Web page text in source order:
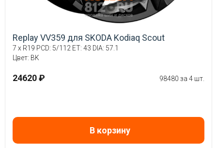
Replay VV359 для SKODA Kodiaq Scout
7 x R19 PCD: 5/112 ET: 43 DIA: 57.1
Цвет: BK
24620 ₽ 98480 за 4 шт.
В корзину